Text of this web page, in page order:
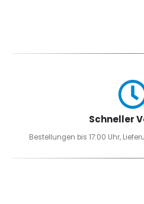
Schneller
Bestellungen bis 17:00 Uhr,